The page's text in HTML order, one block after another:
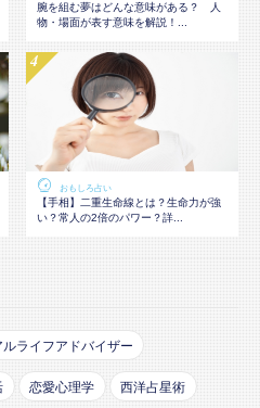
腕を組む夢はどんな意味がある？ 人
物・場面が表す意味を解説！...
おもしろ占い
【手相】二重生命線とは？生命力が強
い？常人の2倍のパワー？詳...
ルライフアドバイザー
恋愛心理学 西洋占星術